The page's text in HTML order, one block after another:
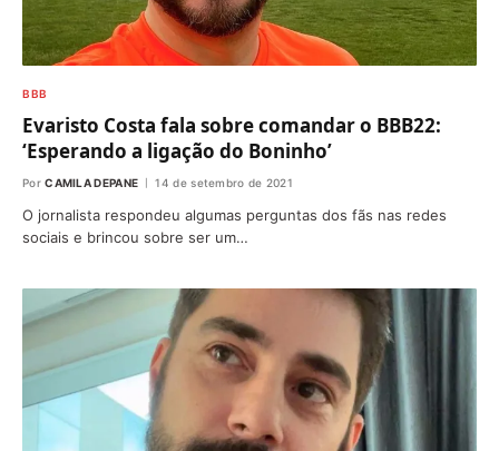
BBB
Evaristo Costa fala sobre comandar o BBB22:
‘Esperando a ligação do Boninho’
Por CAMILA DEPANE 14 de setembro de 2021
O jornalista respondeu algumas perguntas dos fãs nas redes
sociais e brincou sobre ser um…